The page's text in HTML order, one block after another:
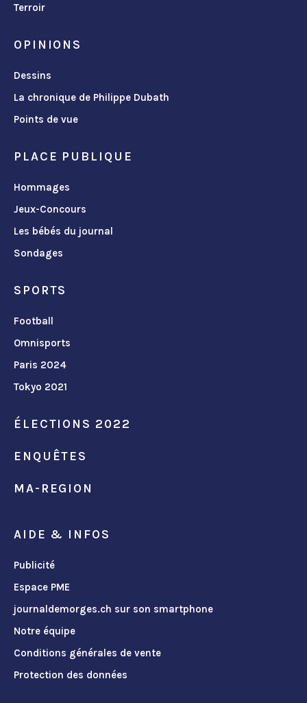
Terroir
OPINIONS
Dessins
La chronique de Philippe Dubath
Points de vue
PLACE PUBLIQUE
Hommages
Jeux-Concours
Les bébés du journal
Sondages
SPORTS
Football
Omnisports
Paris 2024
Tokyo 2021
ÉLECTIONS 2022
ENQUÊTES
MA-REGION
AIDE & INFOS
Publicité
Espace PME
journaldemorges.ch sur son smartphone
Notre équipe
Conditions générales de vente
Protection des données